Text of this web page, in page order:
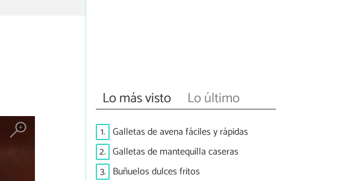
Lo más visto Lo último
1. Galletas de avena fáciles y rápidas
2. Galletas de mantequilla caseras
3. Buñuelos dulces fritos